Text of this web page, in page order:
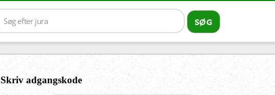
Skriv adgangskode